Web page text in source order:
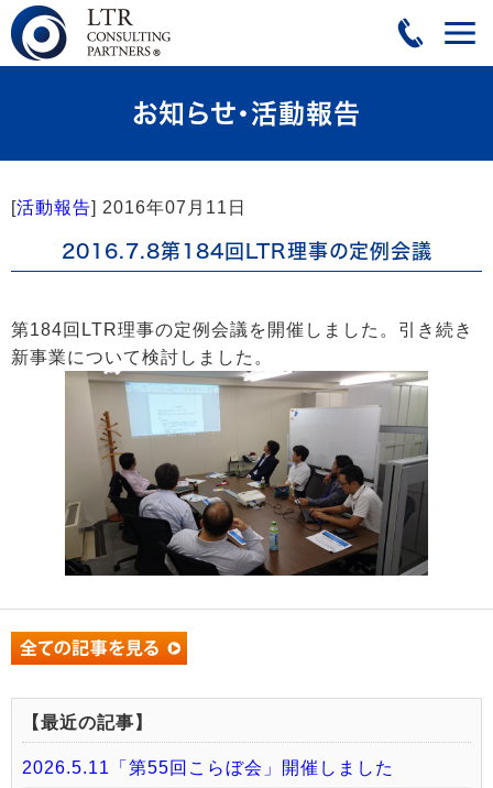
お知らせ・活動報告
[活動報告] 2016年07月11日
2016.7.8第184回LTR理事の定例会議
第184回LTR理事の定例会議を開催しました。引き続き
新事業について検討しました。
【最近の記事】
2026.5.11「第55回こらぼ会」開催しました